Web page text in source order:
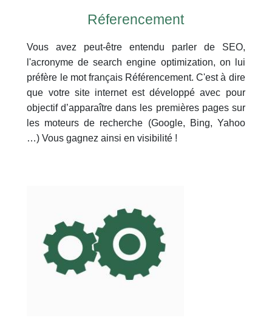
Réferencement
Vous avez peut-être entendu parler de SEO,
l'acronyme de search engine optimization, on lui
préfère le mot français Référencement. C'est à dire
que votre site internet est développé avec pour
objectif d’apparaître dans les premières pages sur
les moteurs de recherche (Google, Bing, Yahoo
…) Vous gagnez ainsi en visibilité !